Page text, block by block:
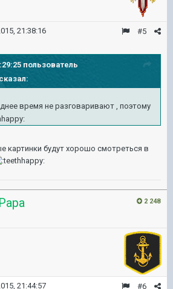
#5
21:38:16
пользователь
время не разговаривают , поэтому
картинки будут хорошо смотреться в
2 248
#6
21:44:57